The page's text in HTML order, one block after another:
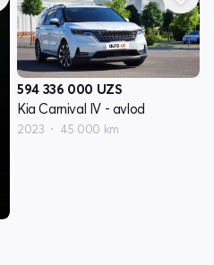
594 336 000 UZS
Kia Carnival IV - avlod
2023 45 000 km